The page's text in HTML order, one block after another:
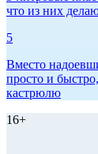
что из них
5
Вместо
просто и
кастрюлю
16+